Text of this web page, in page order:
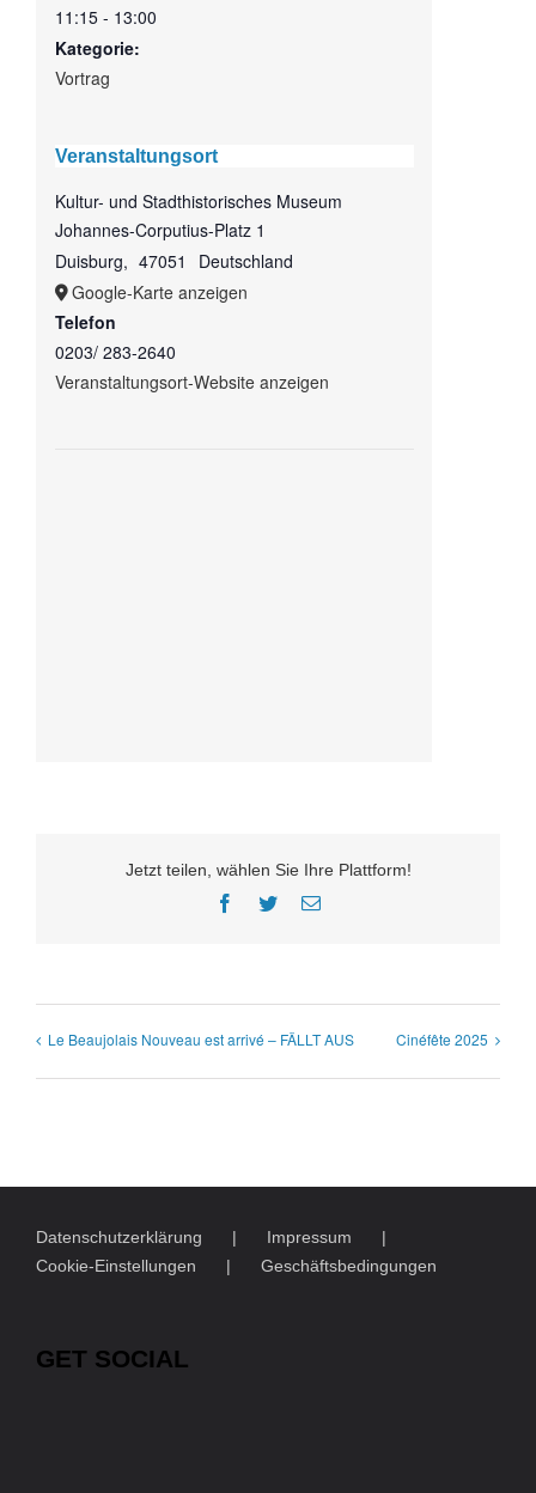
11:15 - 13:00
Kategorie:
Vortrag
Veranstaltungsort
Kultur- und Stadthistorisches Museum
Johannes-Corputius-Platz 1
Duisburg, 47051
Deutschland
Google-Karte anzeigen
Telefon
0203/ 283-2640
Veranstaltungsort-Website anzeigen
Jetzt teilen, wählen Sie Ihre Plattform!
Facebook
TwitterE-
Le Beaujolais Nouveau est arrivé – FÄLLT AUS Cinéfête 2025
Datenschutzerklärung
Impressum
Cookie-Einstellungen
Geschäftsbedingungen
GET SOCIAL